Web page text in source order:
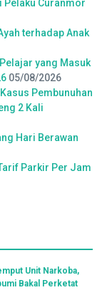
Pelaku Curanmor
terhadap Anak
yang Masuk
05/08/2026
Pembunuhan
2 Kali
Hari Berawan
Parkir Per Jam
Unit Narkoba,
Bakal Perketat